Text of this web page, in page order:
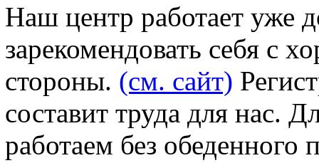
Наш центр работает уже
зарекомендовать себя с
стороны. (см. сайт)
составит труда для нас.
работаем без обеденного